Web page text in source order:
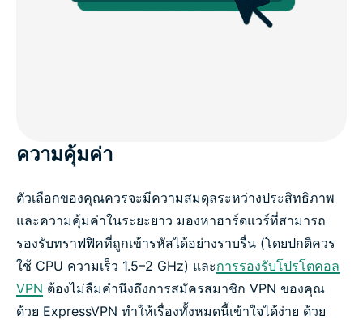
ความคุ้มค่า
ตัวเลือกของคุณควรจะมีความสมดุลระหว่างประสิทธิภาพ
และความคุ้มค่าในระยะยาว มองหาฮาร์ดแวร์ที่สามารถ
รองรับทราฟฟิคที่ถูกเข้ารหัสได้อย่างราบรื่น (โดยปกติควร
ใช้ CPU ความเร็ว 1.5–2 GHz) และการรองรับโปรโตคอล
VPN ต้องไม่ลืมคำนึงถึงการสมัครสมาชิก VPN ของคุณ
ด้วย ExpressVPN ทำให้เรื่องทั้งหมดนี้เข้าใจได้ง่าย ด้วย